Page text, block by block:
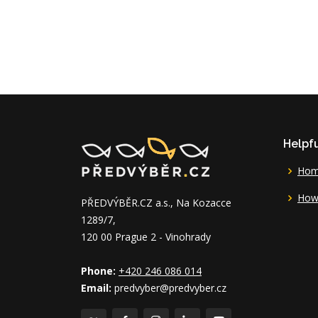
PŘEDVÝBĚR.CZ a.s., Na Kozacce
1289/7,
120 00 Prague 2 - Vinohrady
Phone: +420 246 086 014
Email: predvyber@predvyber.cz